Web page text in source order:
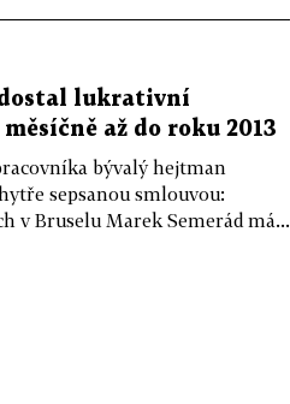
lukrativní
až do roku 2013
bývalý hejtman
sepsanou smlouvou:
v Bruselu Marek Semerád má...